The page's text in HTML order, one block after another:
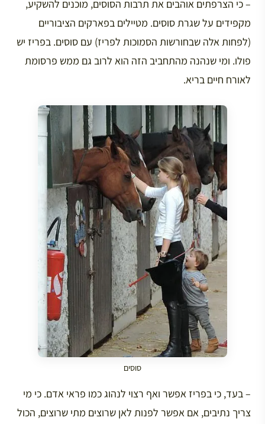
– כי הצרפתים אוהבים את תרבות הסוסים, מוכנים להשקיע,
מקפידים על שגרת סוסים. מטיילים בפארקים הציבוריים
(לפחות אלה שבחורשות הסמוכות לפריז) עם סוסים. בפריז יש
פולו. ומי שנהנה מהתחביב הזה הוא לרוב גם ממש פרסומת
לאורח חיים בריא.
סוסים
– בעד, כי בפריז אפשר ואף רצוי לנהוג כמו פראי אדם. כי מי
צריך נתיבים, אם אפשר לפנות לאן שרוצים מתי שרוצים, הכול